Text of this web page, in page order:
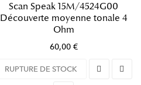
Scan Speak 15M/4524G00
Découverte moyenne tonale 4
Ohm
60,00 €
RUPTURE DE STOCK